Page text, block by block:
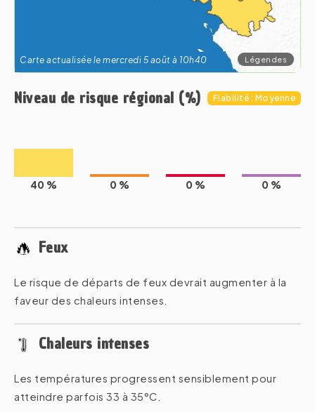
Carte actualisée le mercredi 5 août à 10h40 Légendes
Niveau de risque régional (%) Fiabilité : Moyenne
40 % 0 % 0 % 0 %
Feux
Le risque de départs de feux devrait augmenter à la
faveur des chaleurs intenses.
Chaleurs intenses
Les températures progressent sensiblement pour
atteindre parfois 33 à 35°C.